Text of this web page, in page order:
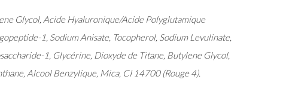
Glycol, Acide Hyaluronique/Acide Polyglutamique
1, Sodium Anisate, Tocopherol, Sodium Levulinate,
1, Glycérine, Dioxyde de Titane, Butylene Glycol,
Alcool Benzylique, Mica, CI 14700 (Rouge 4).